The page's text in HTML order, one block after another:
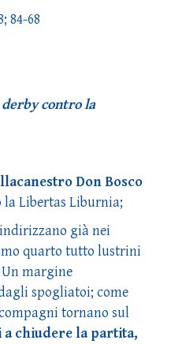
84-68
derby contro la
Don Bosco
Libertas Liburnia;
già nei
quarto tutto lustrini
Un margine
spogliatoi; come
tornano sul
chiudere la partita,